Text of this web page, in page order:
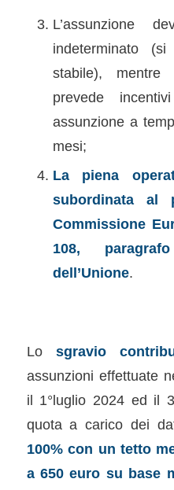
L’assunzione
indeterminato
stabile),
prevede
assunzione a
mesi;
La piena
subordinata al
Commissione
108,
dell’Unione.
Lo sgravio
assunzioni effettuate
il 1°luglio 2024 ed il
quota a carico dei
100% con un tetto
a 650 euro su base